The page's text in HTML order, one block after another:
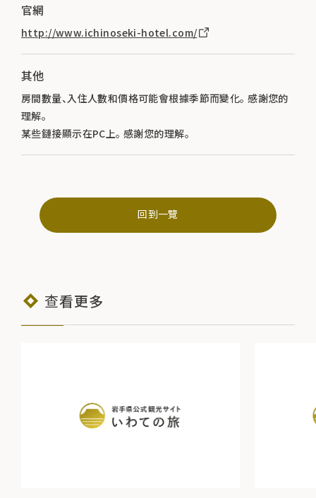
官網
http://www.ichinoseki-hotel.com/
其他
房間數量、入住人數和價格可能會根據季節而變化。 感謝您的
理解。
某些鏈接顯示在PC上。 感謝您的理解。
回到一覽
查看更多